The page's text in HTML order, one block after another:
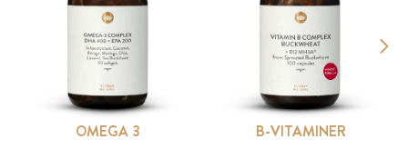
OMEGA 3 B-VITAMINER